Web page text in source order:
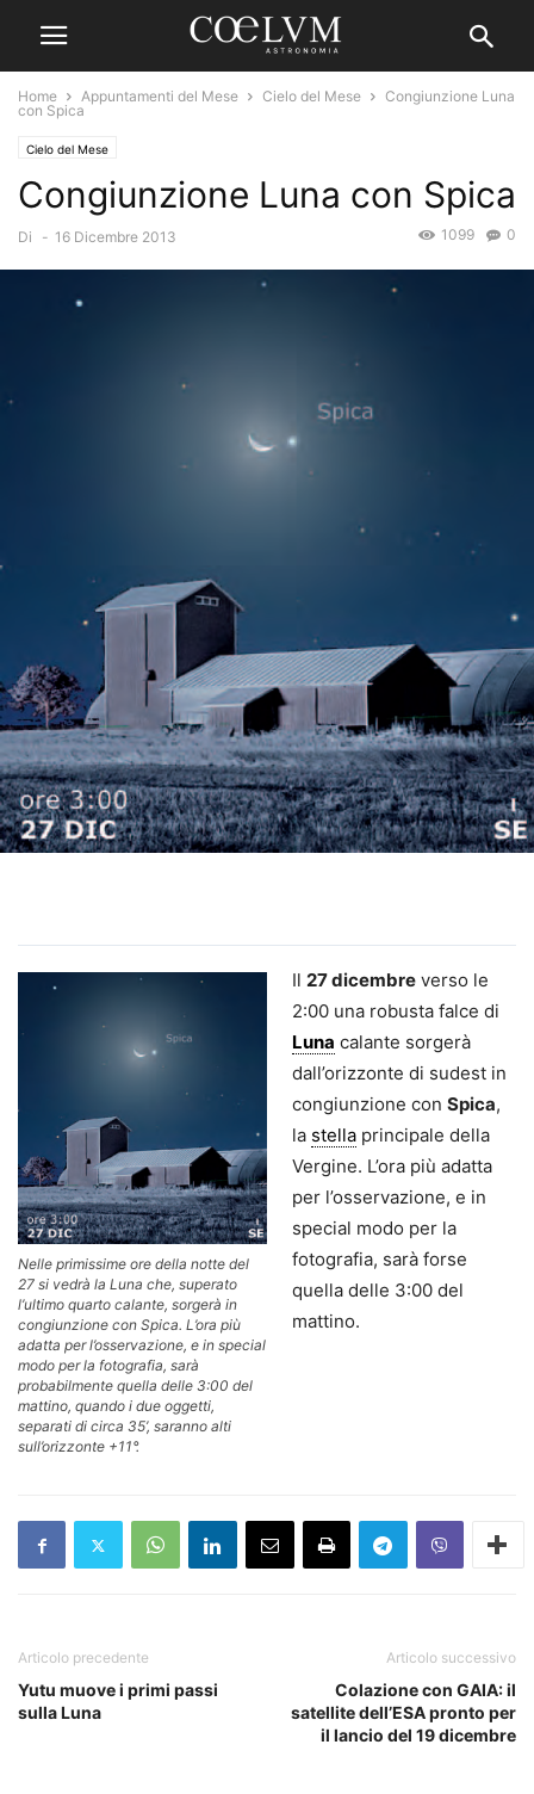
Home Appuntamenti del Mese Cielo del Mese
Congiunzione Luna
con Spica
Cielo del Mese
Congiunzione Luna con Spica
Di - 16 Dicembre 2013 0
1099
Nelle primissime ore della notte del
27 si vedrà la Luna che, superato
l’ultimo quarto calante, sorgerà in
congiunzione con Spica. L’ora più
adatta per l’osservazione, e in special
modo per la fotografia, sarà
probabilmente quella delle 3:00 del
mattino, quando i due oggetti,
separati di circa 35’, saranno alti
sull’orizzonte +11°.
Il 27 dicembre verso le
2:00 una robusta falce di
Luna calante sorgerà
dall’orizzonte di sudest in
congiunzione con Spica,
la stella principale della
Vergine. L’ora più adatta
per l’osservazione, e in
special modo per la
fotografia, sarà forse
quella delle 3:00 del
mattino.
Articolo precedente
Yutu muove i primi passi
sulla Luna
Articolo successivo
Colazione con GAIA: il
satellite dell’ESA pronto per
il lancio del 19 dicembre